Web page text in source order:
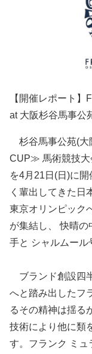
【開催レポート
at 大阪杉谷馬事公
杉谷馬事公苑(大
CUP≫ 馬術競技大
を4月21日(日)に
く輩出してきた日
東京オリンピック
が集結し、 快晴
手と シャルムール
ブランド創設四
へと踏み出したフ
るその精神は揺る
技術により他に類
す。フランク ミュ